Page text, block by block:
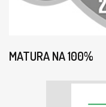
MATURA NA 100%